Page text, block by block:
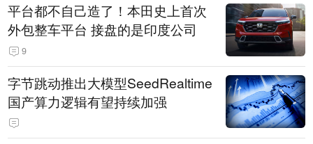
平台都不自己造了！本田史上首次
外包整车平台 接盘的是印度公司
9
字节跳动推出大模型SeedRealtime
国产算力逻辑有望持续加强